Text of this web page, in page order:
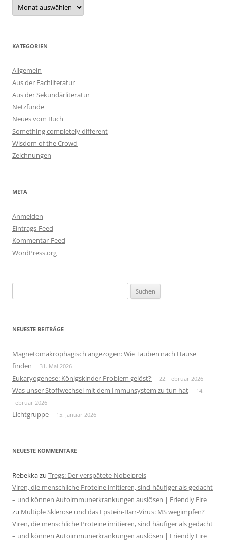
KATEGORIEN
Allgemein
Aus der Fachliteratur
Aus der Sekundärliteratur
Netzfunde
Neues vom Buch
Something completely different
Wisdom of the Crowd
Zeichnungen
META
Anmelden
Eintrags-Feed
Kommentar-Feed
WordPress.org
nach:
NEUESTE BEITRÄGE
Magnetomakrophagisch angezogen: Wie Tauben nach Hause
finden
31. Mai 2026
Eukaryogenese: Königskinder-Problem gelöst? 22. Februar 2026
Was unser Stoffwechsel mit dem Immunsystem zu tun hat
14.
Februar 2026
Lichtgruppe 15. Januar 2026
NEUESTE KOMMENTARE
Rebekkazu Tregs: Der verspätete Nobelpreis
Viren, die menschliche Proteine imitieren, sind häufiger als gedacht
– und können Autoimmunerkrankungen auslösen | Friendly Fire
zu Multiple Sklerose und das Epstein-Barr-Virus: MS wegimpfen?
Viren, die menschliche Proteine imitieren, sind häufiger als gedacht
– und können Autoimmunerkrankungen auslösen | Friendly Fire